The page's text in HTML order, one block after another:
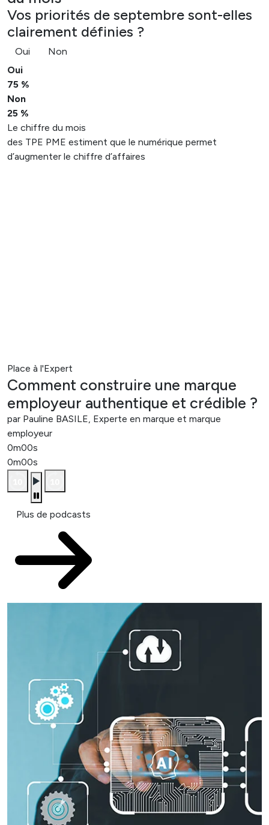
Vos priorités de septembre sont-elles
clairement définies ?
Oui
Non
Oui
75 %
Non
25 %
Le chiffre du mois
des TPE PME estiment que le numérique permet
d’augmenter le chiffre d’affaires
Place à l'Expert
Comment construire une marque
employeur authentique et crédible ?
par Pauline BASILE, Experte en marque et marque
employeur
0m00s
0m00s
Plus de podcasts